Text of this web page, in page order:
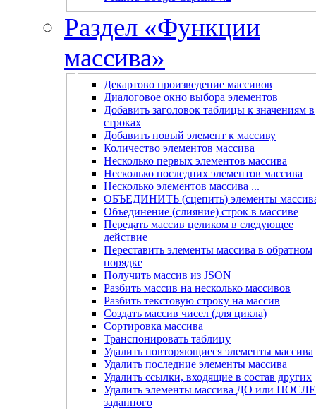
Раздел «Функции
массива»
Декартово произведение массивов
Диалоговое окно выбора элементов
Добавить заголовок таблицы к значениям в
строках
Добавить новый элемент к массиву
Количество элементов массива
Несколько первых элементов массива
Несколько последних элементов массива
Несколько элементов массива ...
ОБЪЕДИНИТЬ (сцепить) элементы
Объединение (слияние) строк в массиве
Передать массив целиком в следующее
действие
Переставить элементы массива в обратном
порядке
Получить массив из JSON
Разбить массив на несколько массивов
Разбить текстовую строку на массив
Создать массив чисел (для цикла)
Сортировка массива
Транспонировать таблицу
Удалить повторяющиеся элементы массива
Удалить последние элементы массива
Удалить ссылки, входящие в состав других
Удалить элементы массива ДО или ПОСЛЕ
заданного